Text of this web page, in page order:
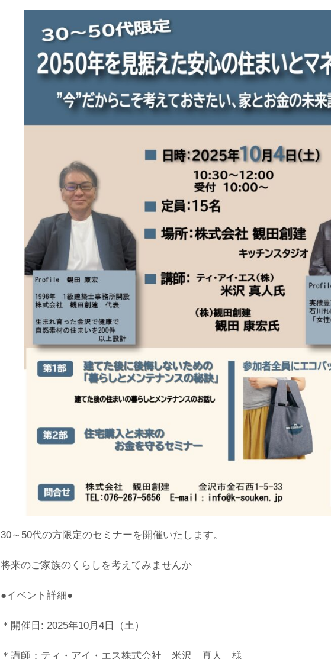
30～50代の方限定のセミナーを開催いたします。
将来のご家族のくらしを考えてみませんか
●イベント詳細●
＊開催日: 2025年10月4日（土）
＊講師：ティ・アイ・エス株式会社 米沢 真人 様